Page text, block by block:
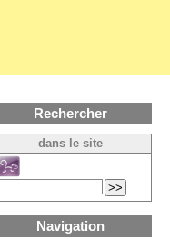
Rechercher
dans le site
Navigation